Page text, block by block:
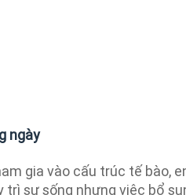
ngày
gia vào cấu trúc tế bào,
trì sự sống nhưng việc bổ